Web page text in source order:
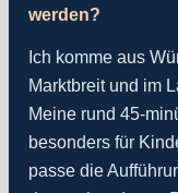
werden?
Ich komme aus
Marktbreit und im
Meine rund 45-
besonders für
passe die